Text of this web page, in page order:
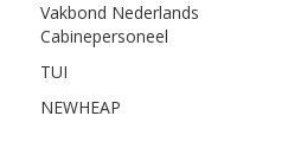
Vakbond Nederlands
Cabinepersoneel
TUI
NEWHEAP